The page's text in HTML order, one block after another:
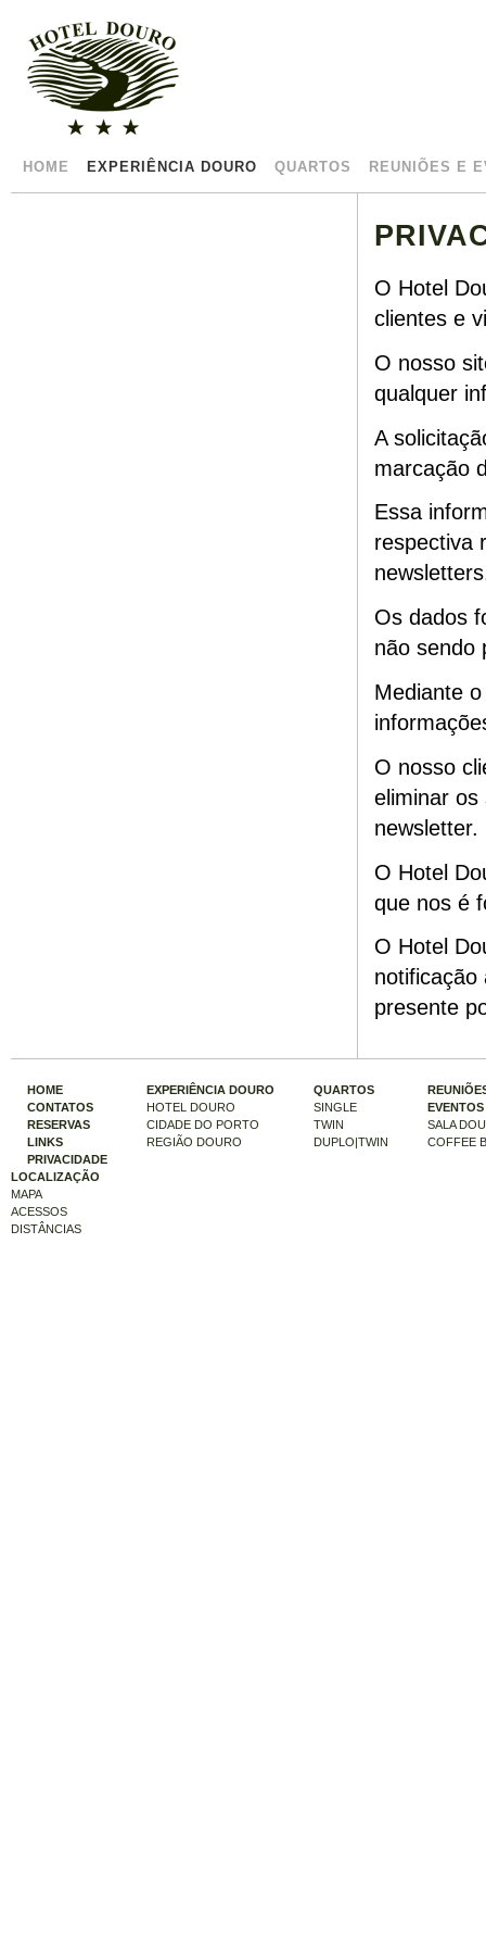
HOME EXPERIÊNCIA DOURO QUARTOS REUNIÕES E
O Hotel
clientes e
O nosso
qualquer
A
marcação
Essa
respectiva
Os dados
não sendo
Mediante
O nosso
eliminar os
newsletter.
O Hotel
que nos é
O Hotel
notificação
presente
HOME
CONTATOS
RESERVAS
LINKS
PRIVACIDADE
EXPERIÊNCIA DOURO
HOTEL DOURO
CIDADE DO PORTO
REGIÃO DOURO
QUARTOS
SINGLE
TWIN
DUPLO|TWIN
EVENTOS
SALA
COFFEE
LOCALIZAÇÃO
MAPA
ACESSOS
DISTÂNCIAS